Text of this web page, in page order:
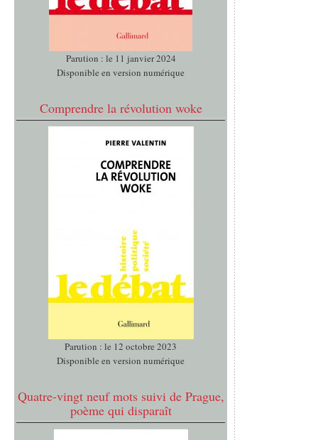
Parution : le 11 janvier 2024
Disponible en version numérique
Comprendre la révolution woke
Parution : le 12 octobre 2023
Disponible en version numérique
Quatre-vingt neuf mots suivi de Prague,
poème qui disparaît